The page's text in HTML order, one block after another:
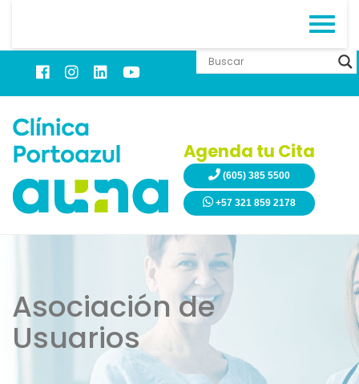
Agenda tu Cita
(605) 385 5500
+57 321 859 2178
Asociación de
Usuarios